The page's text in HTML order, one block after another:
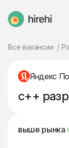
HireHi
Все вакансии
Яндекс
c++
выше рынка